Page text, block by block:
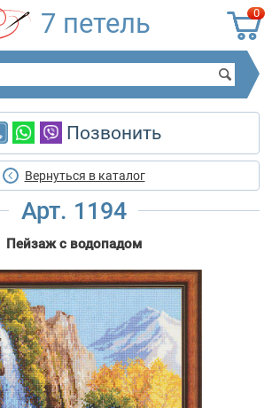
0
7 петель
Позвонить
Вернуться в каталог
Арт. 1194
Пейзаж с водопадом